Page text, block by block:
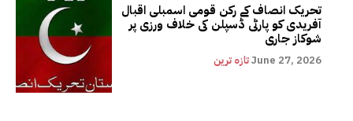
تحریک انصاف کے رکن قومی اسمبلی اقبال
آفریدی کو پارٹی ڈسپلن کی خلاف ورزی پر
شوکاز جاری
تازہ ترینJune 27, 2026